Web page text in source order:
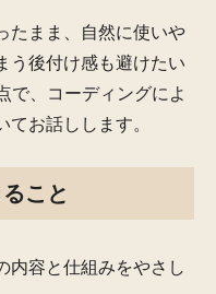
たまま、自然に使いや
う後付け感も避けたい
で、コーディングによ
お話しします。
こと
内容と仕組みをやさし